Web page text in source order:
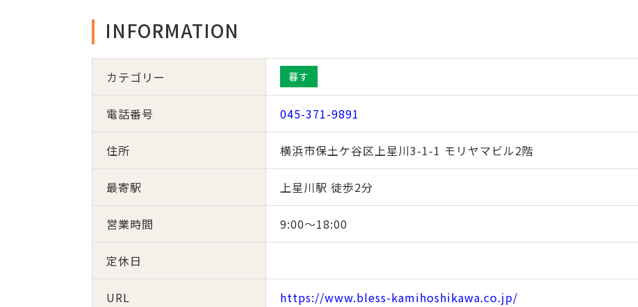
INFORMATION
カテゴリー 暮す
電話番号 045-371-9891
住所 横浜市保土ケ谷区上星川3-1-1 モリヤマビル2階
最寄駅 上星川駅 徒歩2分
営業時間 9:00～18:00
定休日
URL https://www.bless-kamihoshikawa.co.jp/